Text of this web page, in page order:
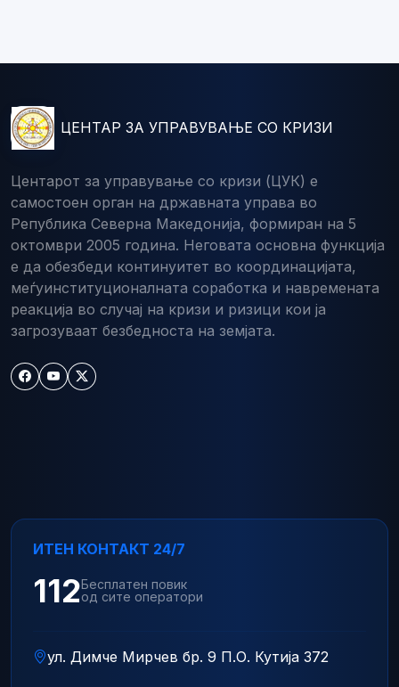
ЦЕНТАР ЗА УПРАВУВАЊЕ СО КРИЗИ
Центарот за управување со кризи (ЦУК) е
самостоен орган на државната управа во
Република Северна Македонија, формиран на 5
октомври 2005 година. Неговата основна функција
е да обезбеди континуитет во координацијата,
меѓуинституционалната соработка и навремената
реакција во случај на кризи и ризици кои ја
загрозуваат безбедноста на земјата.
ИТЕН КОНТАКТ 24/7
112Бесплатен повик
од сите оператори
ул. Димче Мирчев бр. 9 П.О. Кутија 372